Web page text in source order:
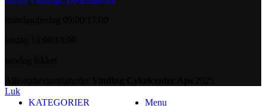
Luk
Menu
KATEGORIER